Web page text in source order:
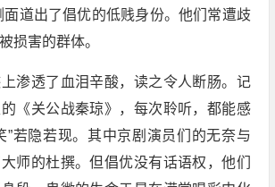
面道出了倡优的低贱身份。他们常遭歧
损害的群体。
渗透了血泪辛酸，读之令人断肠。记
《关公战秦琼》，每次聆听，都能感
”若隐若现。其中京剧演员们的无奈与
师的杜撰。但倡优没有话语权，他们